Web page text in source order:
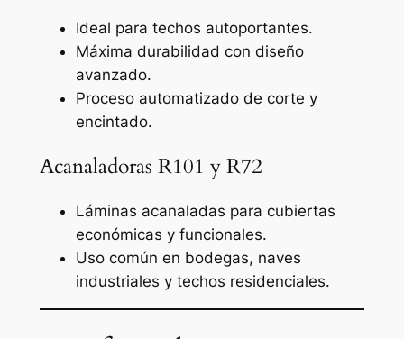
Ideal para techos autoportantes.
Máxima durabilidad con diseño
avanzado.
Proceso automatizado de corte y
encintado.
Acanaladoras R101 y R72
Láminas acanaladas para cubiertas
económicas y funcionales.
Uso común en bodegas, naves
industriales y techos residenciales.